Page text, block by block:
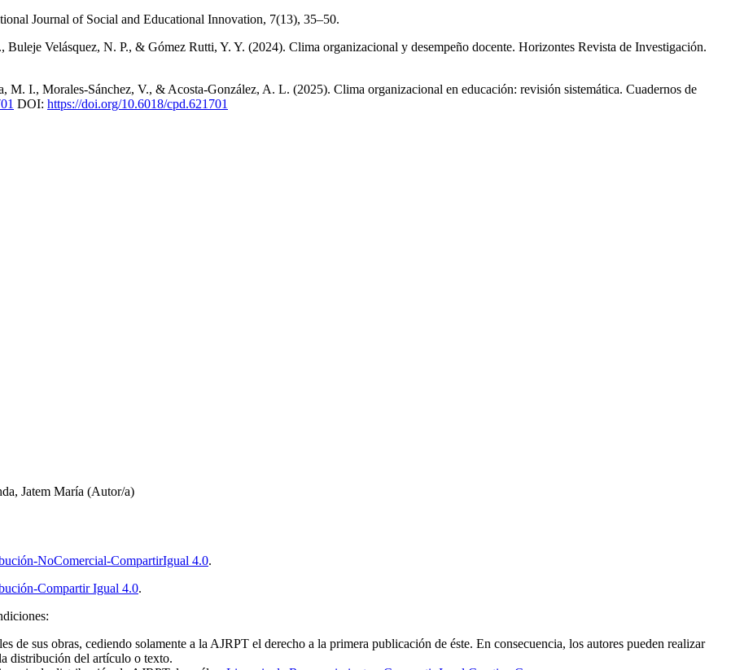
Journal of Social and Educational Innovation, 7(13), 35–50.
Velásquez, N. P., & Gómez Rutti, Y. Y. (2024). Clima organizacional y desempeño docente. Horizontes Revista de Investigación.
I., Morales-Sánchez, V., & Acosta-González, A. L. (2025). Clima organizacional en educación: revisión sistemática. Cuadernos de
DOI: https://doi.org/10.6018/cpd.621701
Jatem María (Autor/a)
NoComercial-CompartirIgual 4.0.
Compartir Igual 4.0.
de sus obras, cediendo solamente a la AJRPT el derecho a la primera publicación de éste. En consecuencia, los autores pueden realizar
distribución del artículo o texto.